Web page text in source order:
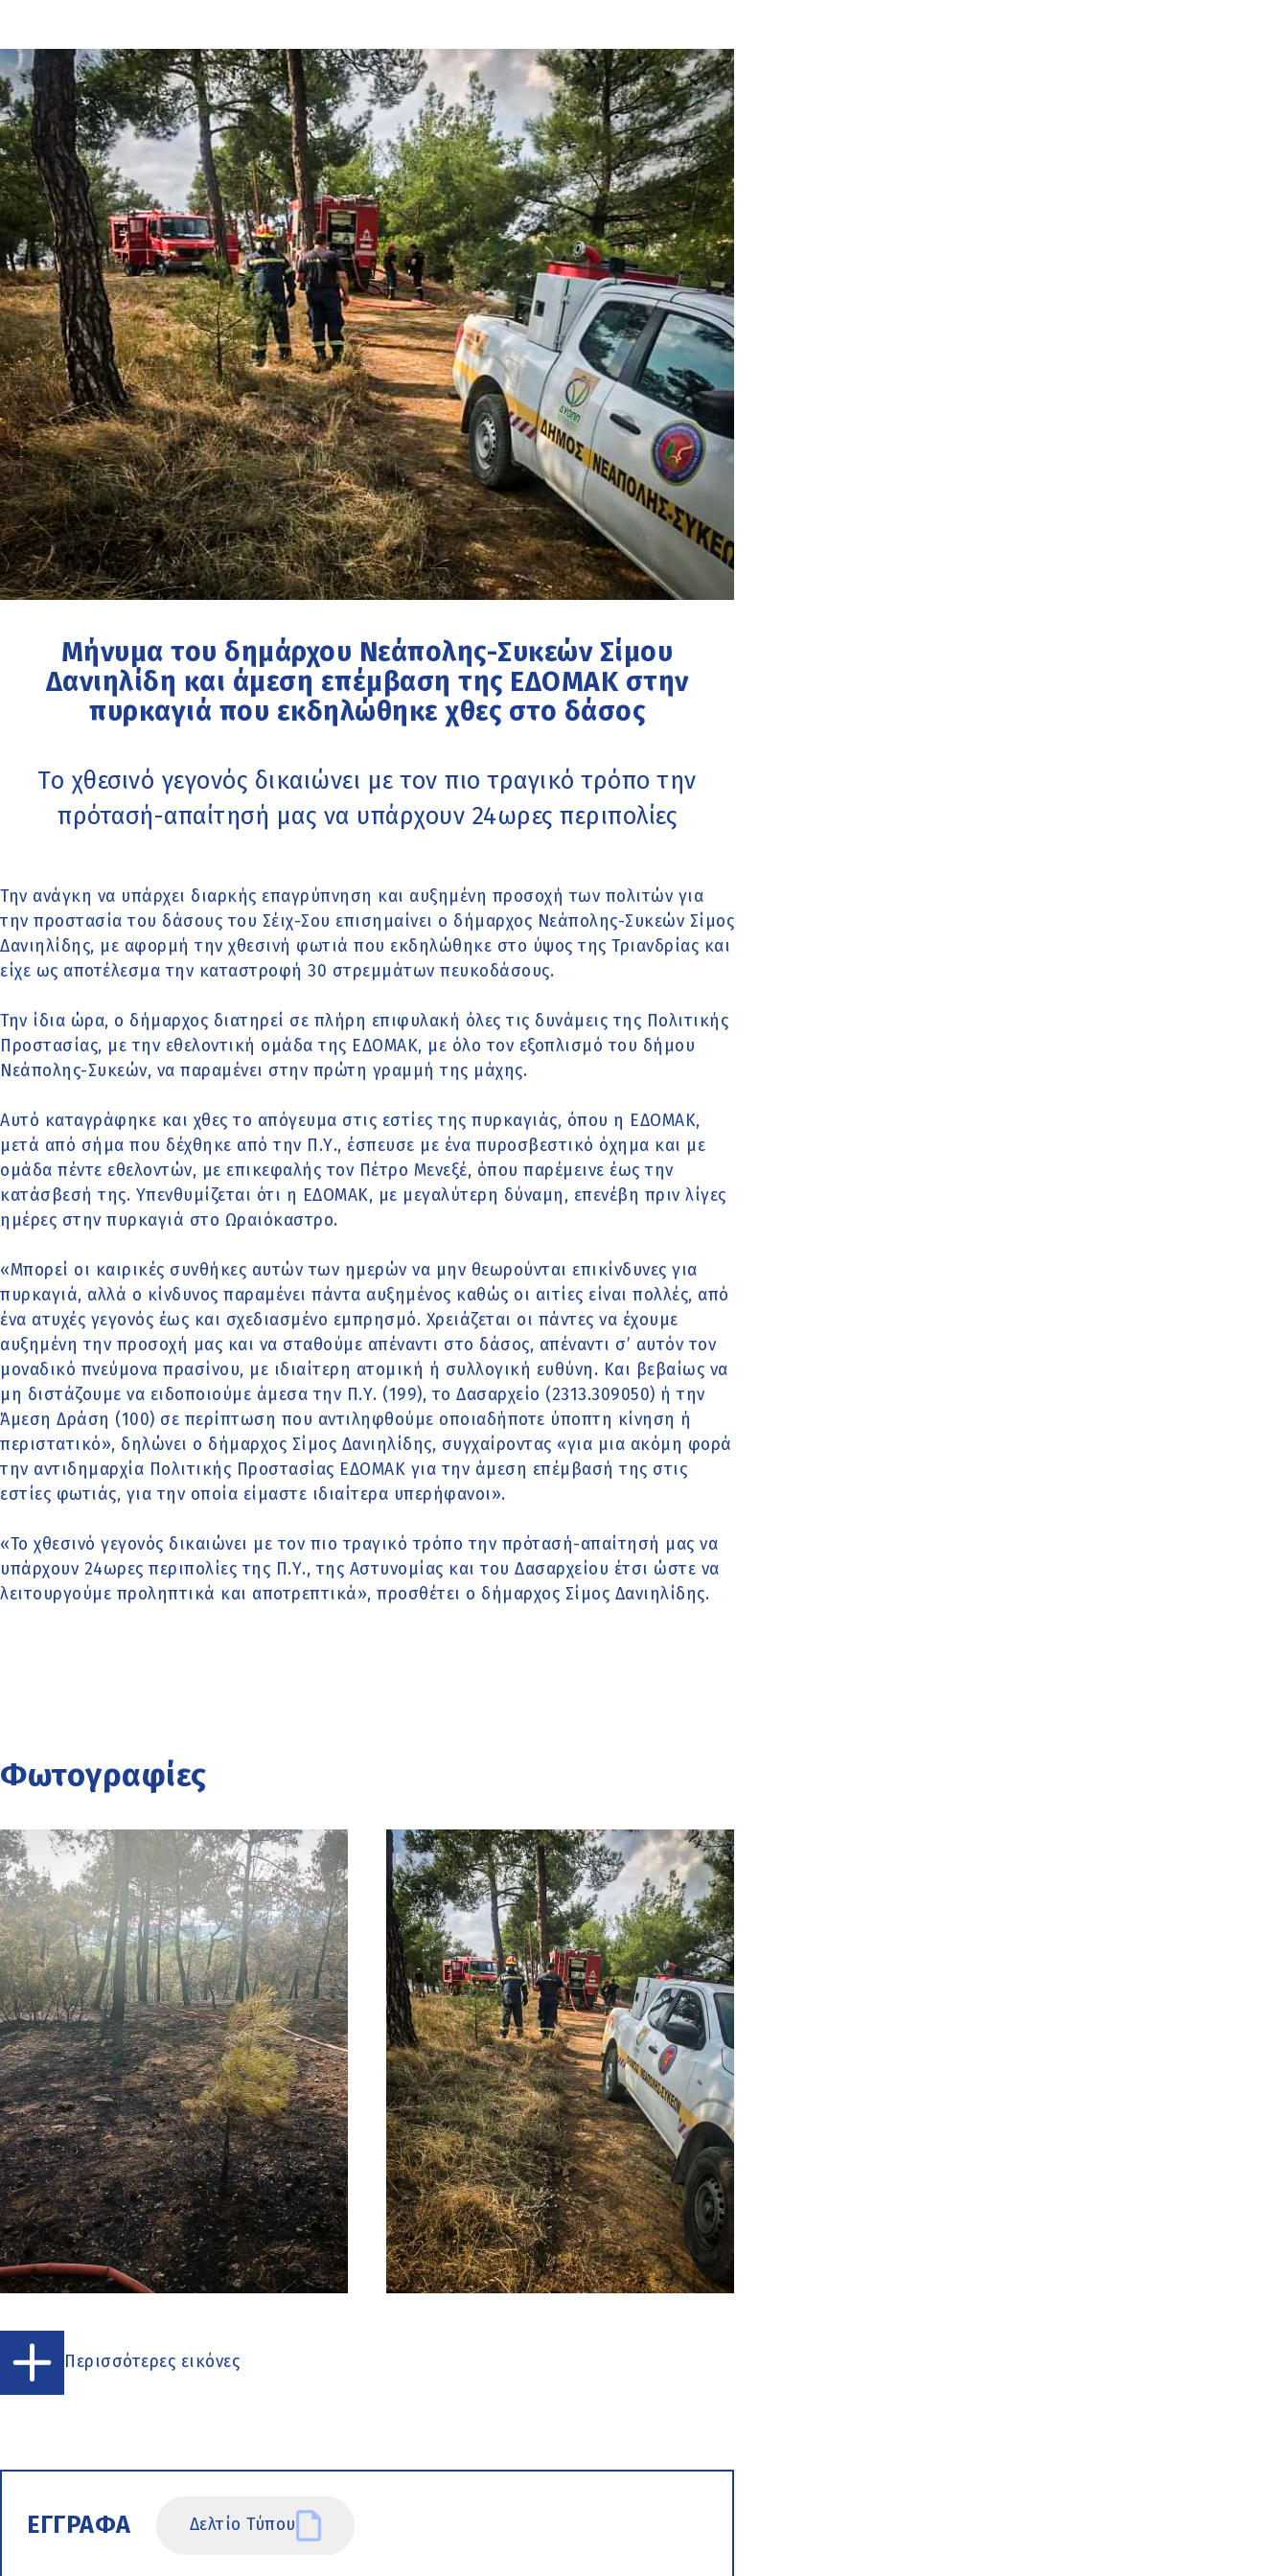
Μήνυμα του δημάρχου Νεάπολης-Συκεών Σίμου
Δανιηλίδη και άμεση επέμβαση της ΕΔΟΜΑΚ στην
πυρκαγιά που εκδηλώθηκε χθες στο δάσος
Το χθεσινό γεγονός δικαιώνει με τον πιο τραγικό τρόπο την
πρότασή-απαίτησή μας να υπάρχουν 24ωρες περιπολίες
Την ανάγκη να υπάρχει διαρκής επαγρύπνηση και αυξημένη προσοχή των πολιτών για
την προστασία του δάσους του Σέιχ-Σου επισημαίνει ο δήμαρχος Νεάπολης-Συκεών Σίμος
Δανιηλίδης, με αφορμή την χθεσινή φωτιά που εκδηλώθηκε στο ύψος της Τριανδρίας και
είχε ως αποτέλεσμα την καταστροφή 30 στρεμμάτων πευκοδάσους.
Την ίδια ώρα, ο δήμαρχος διατηρεί σε πλήρη επιφυλακή όλες τις δυνάμεις της Πολιτικής
Προστασίας, με την εθελοντική ομάδα της ΕΔΟΜΑΚ, με όλο τον εξοπλισμό του δήμου
Νεάπολης-Συκεών, να παραμένει στην πρώτη γραμμή της μάχης.
Αυτό καταγράφηκε και χθες το απόγευμα στις εστίες της πυρκαγιάς, όπου η ΕΔΟΜΑΚ,
μετά από σήμα που δέχθηκε από την Π.Υ., έσπευσε με ένα πυροσβεστικό όχημα και με
ομάδα πέντε εθελοντών, με επικεφαλής τον Πέτρο Μενεξέ, όπου παρέμεινε έως την
κατάσβεσή της. Υπενθυμίζεται ότι η ΕΔΟΜΑΚ, με μεγαλύτερη δύναμη, επενέβη πριν λίγες
ημέρες στην πυρκαγιά στο Ωραιόκαστρο.
«Μπορεί οι καιρικές συνθήκες αυτών των ημερών να μην θεωρούνται επικίνδυνες για
πυρκαγιά, αλλά ο κίνδυνος παραμένει πάντα αυξημένος καθώς οι αιτίες είναι πολλές, από
ένα ατυχές γεγονός έως και σχεδιασμένο εμπρησμό. Χρειάζεται οι πάντες να έχουμε
αυξημένη την προσοχή μας και να σταθούμε απέναντι στο δάσος, απέναντι σ’ αυτόν τον
μοναδικό πνεύμονα πρασίνου, με ιδιαίτερη ατομική ή συλλογική ευθύνη. Και βεβαίως να
μη διστάζουμε να ειδοποιούμε άμεσα την Π.Υ. (199), το Δασαρχείο (2313.309050) ή την
Άμεση Δράση (100) σε περίπτωση που αντιληφθούμε οποιαδήποτε ύποπτη κίνηση ή
περιστατικό», δηλώνει ο δήμαρχος Σίμος Δανιηλίδης, συγχαίροντας «για μια ακόμη φορά
την αντιδημαρχία Πολιτικής Προστασίας ΕΔΟΜΑΚ για την άμεση επέμβασή της στις
εστίες φωτιάς, για την οποία είμαστε ιδιαίτερα υπερήφανοι».
«Το χθεσινό γεγονός δικαιώνει με τον πιο τραγικό τρόπο την πρότασή-απαίτησή μας να
υπάρχουν 24ωρες περιπολίες της Π.Υ., της Αστυνομίας και του Δασαρχείου έτσι ώστε να
λειτουργούμε προληπτικά και αποτρεπτικά», προσθέτει ο δήμαρχος Σίμος Δανιηλίδης.
Φωτογραφίες
Περισσότερες εικόνες
ΕΓΓΡΑΦΑ Δελτίο Τύπου